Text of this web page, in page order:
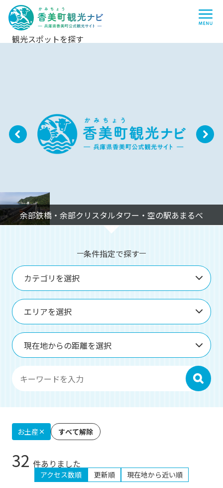
香
美
町
観
光
ナ
町
公
式
観
光
サ
イ
観光スポットを探す
P
e
vi
o
s
N
条件指定で探す
カテゴリを選択
エリアを選択
現在地からの距離を選択
検索
お土産 すべて解除
32 件ありました
アクセス数順 更新順 現在地から近い順